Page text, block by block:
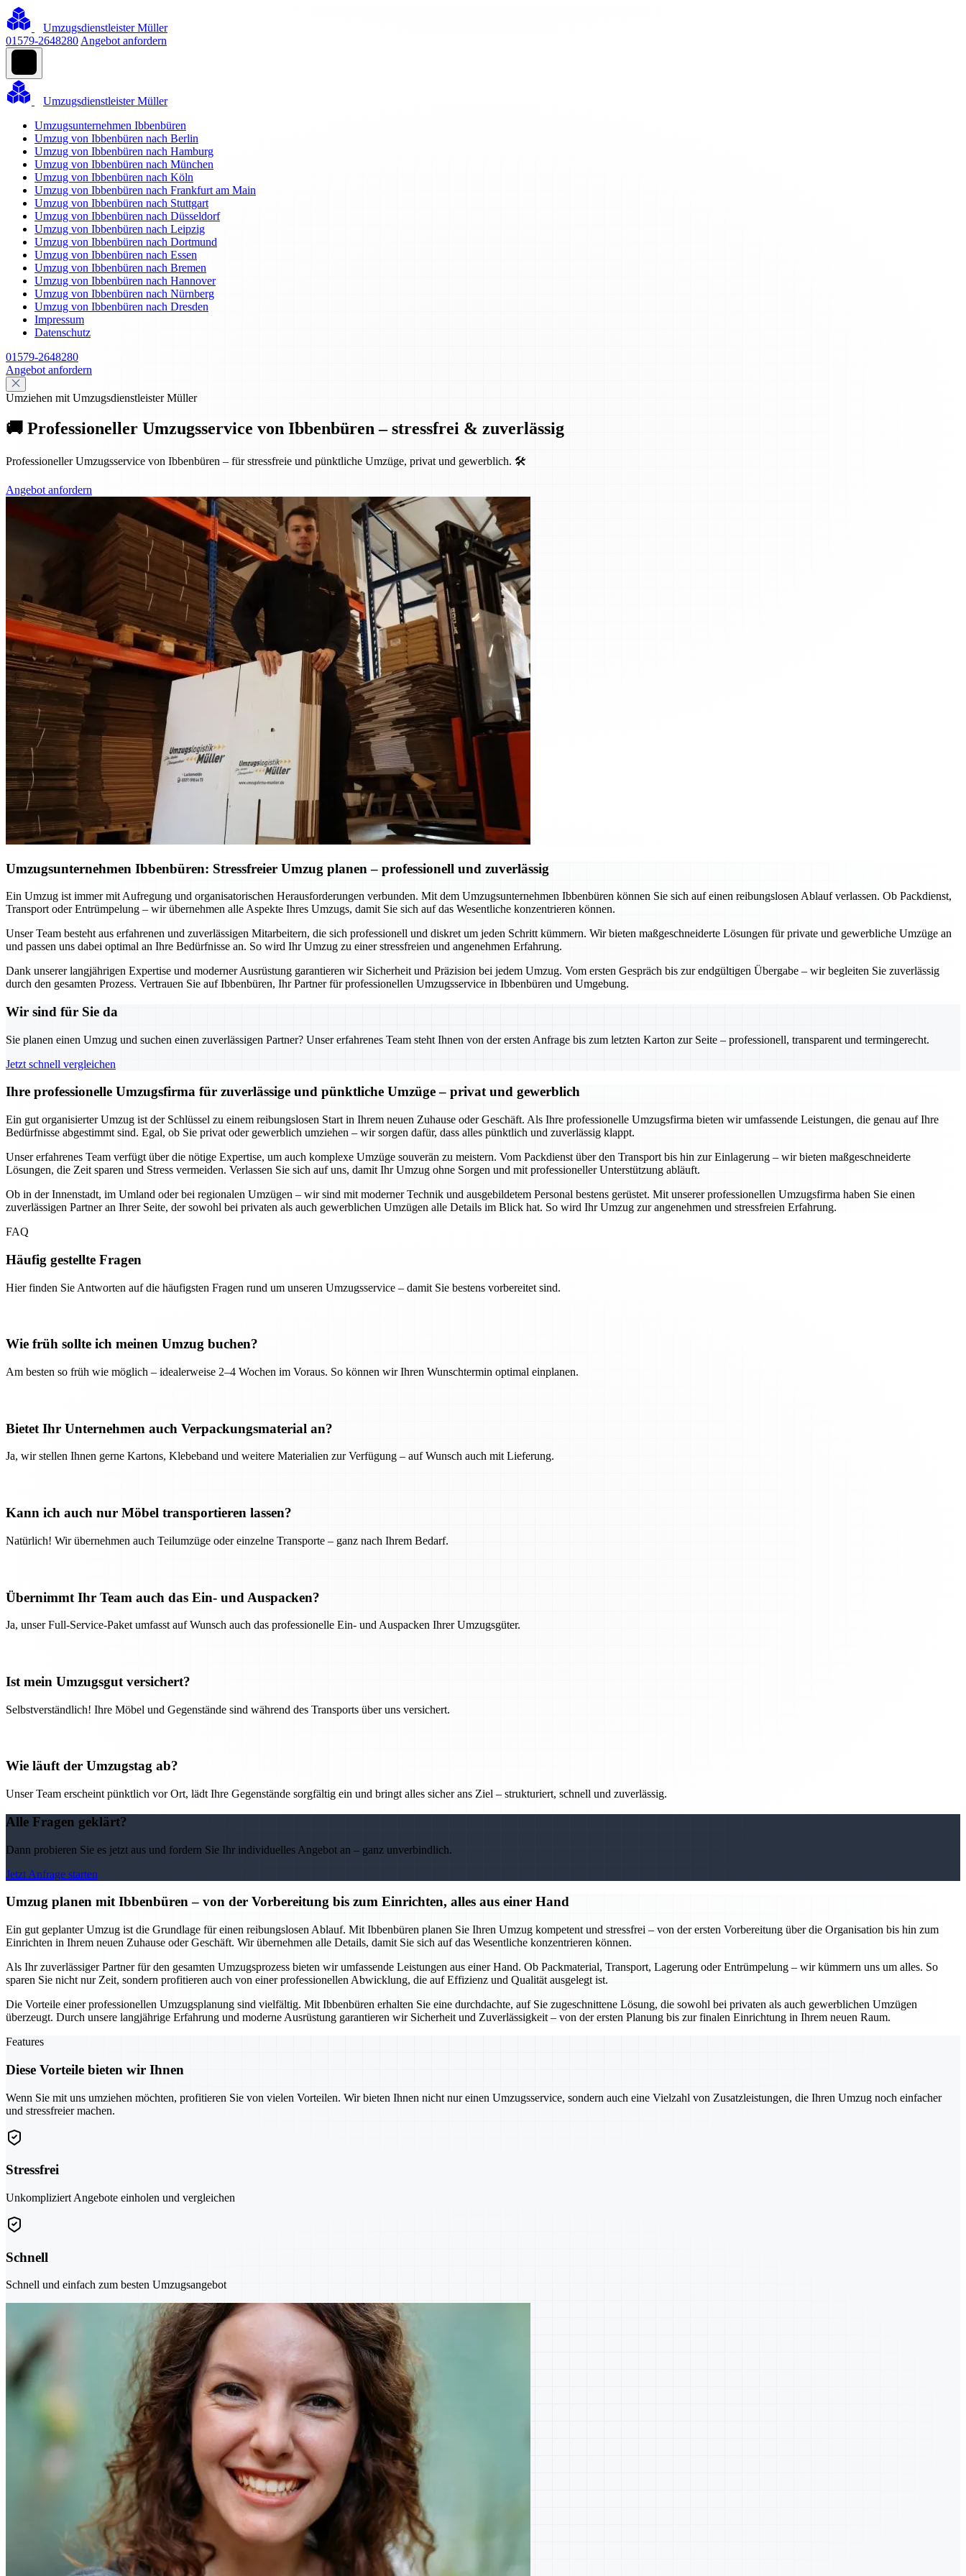
Umzugsdienstleister Müller
01579-2648280 Angebot anfordern
Umzugsdienstleister Müller
Umzugsunternehmen Ibbenbüren
Umzug von Ibbenbüren nach Berlin
Umzug von Ibbenbüren nach Hamburg
Umzug von Ibbenbüren nach München
Umzug von Ibbenbüren nach Köln
Umzug von Ibbenbüren nach Frankfurt am Main
Umzug von Ibbenbüren nach Stuttgart
Umzug von Ibbenbüren nach Düsseldorf
Umzug von Ibbenbüren nach Leipzig
Umzug von Ibbenbüren nach Dortmund
Umzug von Ibbenbüren nach Essen
Umzug von Ibbenbüren nach Bremen
Umzug von Ibbenbüren nach Hannover
Umzug von Ibbenbüren nach Nürnberg
Umzug von Ibbenbüren nach Dresden
Impressum
Datenschutz
01579-2648280
Angebot anfordern
Umziehen mit Umzugsdienstleister Müller
🚚 Professioneller Umzugsservice von Ibbenbüren – stressfrei & zuverlässig
Professioneller Umzugsservice von Ibbenbüren – für stressfreie und pünktliche Umzüge, privat und gewerblich. 🛠️
Angebot anfordern
Umzugsunternehmen Ibbenbüren: Stressfreier Umzug planen – professionell und zuverlässig
Ein Umzug ist immer mit Aufregung und organisatorischen Herausforderungen verbunden. Mit dem Umzugsunternehmen Ibbenbüren können Sie sich auf einen reibungslosen Ablauf verlassen. Ob Packdienst,
Transport oder Entrümpelung – wir übernehmen alle Aspekte Ihres Umzugs, damit Sie sich auf das Wesentliche konzentrieren können.
Unser Team besteht aus erfahrenen und zuverlässigen Mitarbeitern, die sich professionell und diskret um jeden Schritt kümmern. Wir bieten maßgeschneiderte Lösungen für private und gewerbliche Umzüge an
und passen uns dabei optimal an Ihre Bedürfnisse an. So wird Ihr Umzug zu einer stressfreien und angenehmen Erfahrung.
Dank unserer langjährigen Expertise und moderner Ausrüstung garantieren wir Sicherheit und Präzision bei jedem Umzug. Vom ersten Gespräch bis zur endgültigen Übergabe – wir begleiten Sie zuverlässig
durch den gesamten Prozess. Vertrauen Sie auf Ibbenbüren, Ihr Partner für professionellen Umzugsservice in Ibbenbüren und Umgebung.
Wir sind für Sie da
Sie planen einen Umzug und suchen einen zuverlässigen Partner? Unser erfahrenes Team steht Ihnen von der ersten Anfrage bis zum letzten Karton zur Seite – professionell, transparent und termingerecht.
Jetzt schnell vergleichen
Ihre professionelle Umzugsfirma für zuverlässige und pünktliche Umzüge – privat und gewerblich
Ein gut organisierter Umzug ist der Schlüssel zu einem reibungslosen Start in Ihrem neuen Zuhause oder Geschäft. Als Ihre professionelle Umzugsfirma bieten wir umfassende Leistungen, die genau auf Ihre
Bedürfnisse abgestimmt sind. Egal, ob Sie privat oder gewerblich umziehen – wir sorgen dafür, dass alles pünktlich und zuverlässig klappt.
Unser erfahrenes Team verfügt über die nötige Expertise, um auch komplexe Umzüge souverän zu meistern. Vom Packdienst über den Transport bis hin zur Einlagerung – wir bieten maßgeschneiderte
Lösungen, die Zeit sparen und Stress vermeiden. Verlassen Sie sich auf uns, damit Ihr Umzug ohne Sorgen und mit professioneller Unterstützung abläuft.
Ob in der Innenstadt, im Umland oder bei regionalen Umzügen – wir sind mit moderner Technik und ausgebildetem Personal bestens gerüstet. Mit unserer professionellen Umzugsfirma haben Sie einen
zuverlässigen Partner an Ihrer Seite, der sowohl bei privaten als auch gewerblichen Umzügen alle Details im Blick hat. So wird Ihr Umzug zur angenehmen und stressfreien Erfahrung.
FAQ
Häufig gestellte Fragen
Hier finden Sie Antworten auf die häufigsten Fragen rund um unseren Umzugsservice – damit Sie bestens vorbereitet sind.
Wie früh sollte ich meinen Umzug buchen?
Am besten so früh wie möglich – idealerweise 2–4 Wochen im Voraus. So können wir Ihren Wunschtermin optimal einplanen.
Bietet Ihr Unternehmen auch Verpackungsmaterial an?
Ja, wir stellen Ihnen gerne Kartons, Klebeband und weitere Materialien zur Verfügung – auf Wunsch auch mit Lieferung.
Kann ich auch nur Möbel transportieren lassen?
Natürlich! Wir übernehmen auch Teilumzüge oder einzelne Transporte – ganz nach Ihrem Bedarf.
Übernimmt Ihr Team auch das Ein- und Auspacken?
Ja, unser Full-Service-Paket umfasst auf Wunsch auch das professionelle Ein- und Auspacken Ihrer Umzugsgüter.
Ist mein Umzugsgut versichert?
Selbstverständlich! Ihre Möbel und Gegenstände sind während des Transports über uns versichert.
Wie läuft der Umzugstag ab?
Unser Team erscheint pünktlich vor Ort, lädt Ihre Gegenstände sorgfältig ein und bringt alles sicher ans Ziel – strukturiert, schnell und zuverlässig.
Alle Fragen geklärt?
Dann probieren Sie es jetzt aus und fordern Sie Ihr individuelles Angebot an – ganz unverbindlich.
Jetzt Anfrage starten
Umzug planen mit Ibbenbüren – von der Vorbereitung bis zum Einrichten, alles aus einer Hand
Ein gut geplanter Umzug ist die Grundlage für einen reibungslosen Ablauf. Mit Ibbenbüren planen Sie Ihren Umzug kompetent und stressfrei – von der ersten Vorbereitung über die Organisation bis hin zum
Einrichten in Ihrem neuen Zuhause oder Geschäft. Wir übernehmen alle Details, damit Sie sich auf das Wesentliche konzentrieren können.
Als Ihr zuverlässiger Partner für den gesamten Umzugsprozess bieten wir umfassende Leistungen aus einer Hand. Ob Packmaterial, Transport, Lagerung oder Entrümpelung – wir kümmern uns um alles. So
sparen Sie nicht nur Zeit, sondern profitieren auch von einer professionellen Abwicklung, die auf Effizienz und Qualität ausgelegt ist.
Die Vorteile einer professionellen Umzugsplanung sind vielfältig. Mit Ibbenbüren erhalten Sie eine durchdachte, auf Sie zugeschnittene Lösung, die sowohl bei privaten als auch gewerblichen Umzügen
überzeugt. Durch unsere langjährige Erfahrung und moderne Ausrüstung garantieren wir Sicherheit und Zuverlässigkeit – von der ersten Planung bis zur finalen Einrichtung in Ihrem neuen Raum.
Features
Diese Vorteile bieten wir Ihnen
Wenn Sie mit uns umziehen möchten, profitieren Sie von vielen Vorteilen. Wir bieten Ihnen nicht nur einen Umzugsservice, sondern auch eine Vielzahl von Zusatzleistungen, die Ihren Umzug noch einfacher
und stressfreier machen.
Stressfrei
Unkompliziert Angebote einholen und vergleichen
Schnell
Schnell und einfach zum besten Umzugsangebot